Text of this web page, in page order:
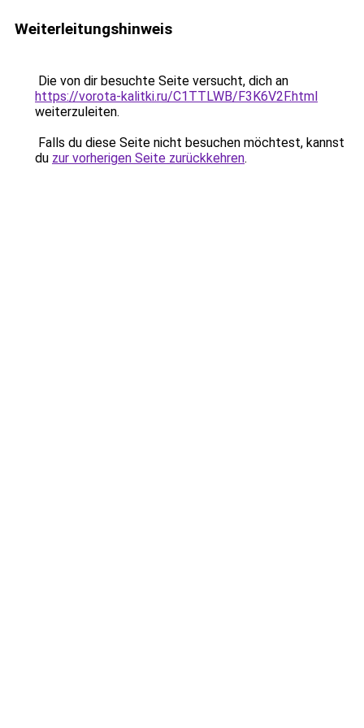
Weiterleitungshinweis
Die von dir besuchte Seite versucht, dich an
https://vorota-kalitki.ru/C1TTLWB/F3K6V2F.html
weiterzuleiten.
Falls du diese Seite nicht besuchen möchtest, kannst
du zur vorherigen Seite zurückkehren.